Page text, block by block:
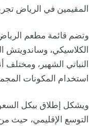
المقيمين في الرياض
وتضم قائمة مطعم
الكلاسيكي، وساندويتش
النباتي الشهير، ومختلف
استخدام المكونات
ويشكل إطلاق بيكل
التوسع الإقليمي، حيث